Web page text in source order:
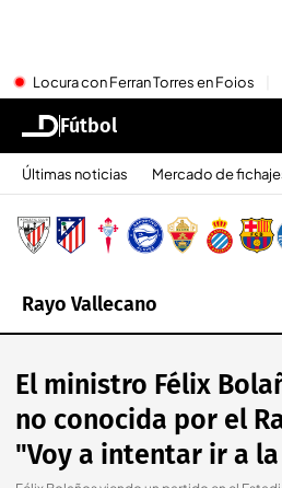
Locura con Ferran Torres en Foios
Fútbol
Últimas noticias Mercado de
Rayo Vallecano
El ministro Félix
no conocida por el
"Voy a intentar ir a